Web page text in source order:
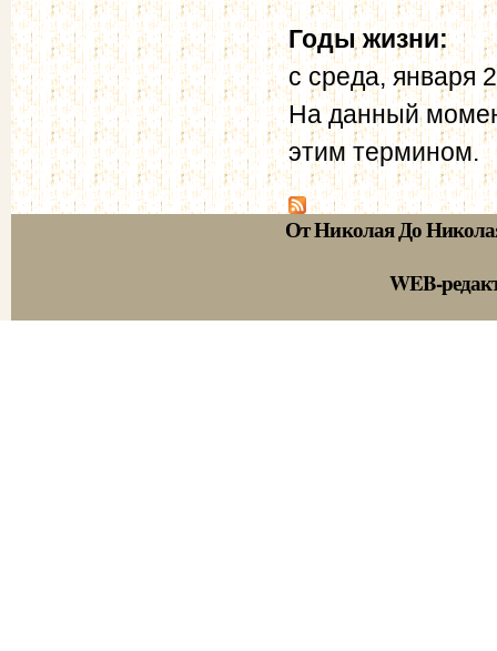
Годы жизни:
с среда, января
На данный
этим термином.
От Николая До
WEB-